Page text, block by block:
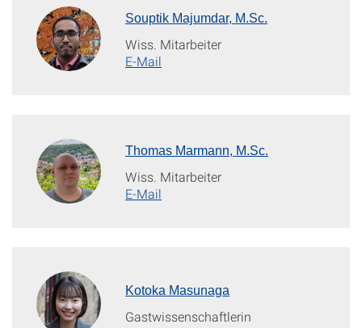
Souptik Majumdar, M.Sc.
Wiss. Mitarbeiter
E-Mail
Thomas Marmann, M.Sc.
Wiss. Mitarbeiter
E-Mail
Kotoka Masunaga
Gastwissenschaftlerin